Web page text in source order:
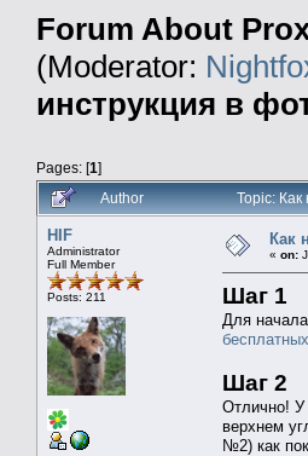
Forum About
(Moderator:
инструкция в
Pages: [1]
Author
Topic:
HIF
Administrator
Full Member
Posts: 211
Как
« on:
Шаг 1
Для
Шаг 2
Отлично! У
верхнем
№2) как